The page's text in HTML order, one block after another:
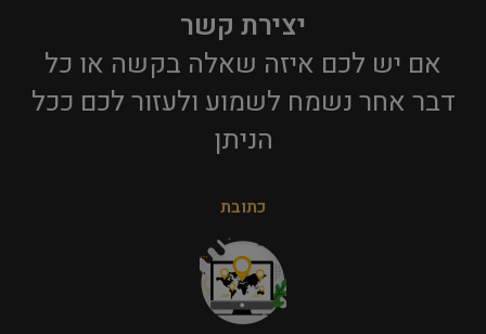
יצירת קשר
אם יש לכם איזה שאלה בקשה או כל
דבר אחר נשמח לשמוע ולעזור לכם ככל
הניתן​
כתובת